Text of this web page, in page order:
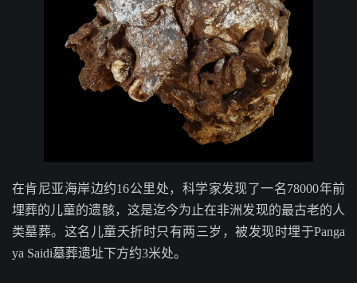
在肯尼亚海岸边约16公里处，科学家发现了一名78000年前
埋葬的儿童的遗骸，这是迄今为止在非洲发现的最古老的人
类墓葬。这名儿童夭折时只有两三岁，被发现时埋于Panga
ya Saidi墓葬遗址下方约3米处。